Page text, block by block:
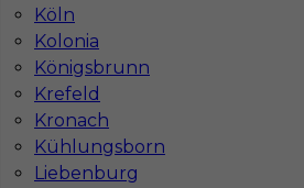
Köln
Kolonia
Königsbrunn
Krefeld
Kronach
Kühlungsborn
Liebenburg